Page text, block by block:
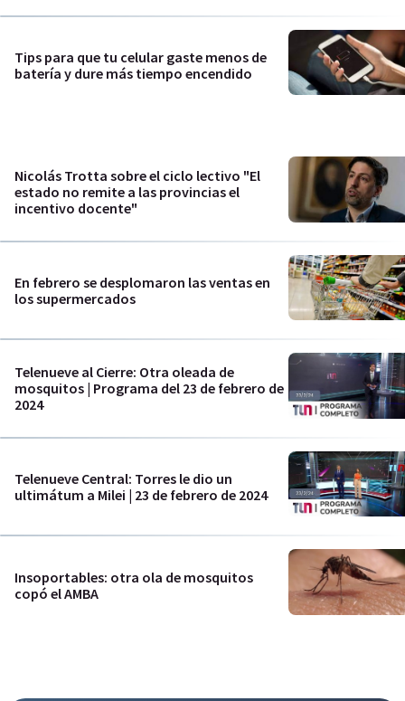
Tips para que tu celular gaste menos de
batería y dure más tiempo encendido
Nicolás Trotta sobre el ciclo lectivo "El
estado no remite a las provincias el
incentivo docente"
En febrero se desplomaron las ventas en
los supermercados
Telenueve al Cierre: Otra oleada de
mosquitos | Programa del 23 de febrero de
2024
Telenueve Central: Torres le dio un
ultimátum a Milei | 23 de febrero de 2024
Insoportables: otra ola de mosquitos
copó el AMBA